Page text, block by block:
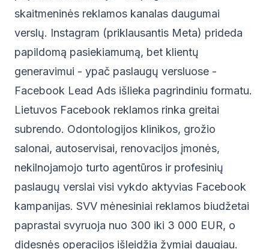
skaitmeninės reklamos kanalas daugumai
verslų. Instagram (priklausantis Meta) prideda
papildomą pasiekiamumą, bet klientų
generavimui - ypač paslaugų versluose -
Facebook Lead Ads išlieka pagrindiniu formatu.
Lietuvos Facebook reklamos rinka greitai
subrendo. Odontologijos klinikos, grožio
salonai, autoservisai, renovacijos įmonės,
nekilnojamojo turto agentūros ir profesinių
paslaugų verslai visi vykdo aktyvias Facebook
kampanijas. SVV mėnesiniai reklamos biudžetai
paprastai svyruoja nuo 300 iki 3 000 EUR, o
didesnės operacijos išleidžia žymiai daugiau.